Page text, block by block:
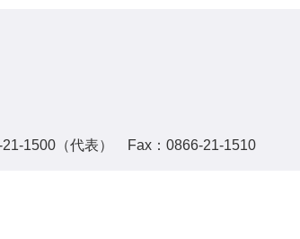
1500（代表） Fax：0866-21-1510